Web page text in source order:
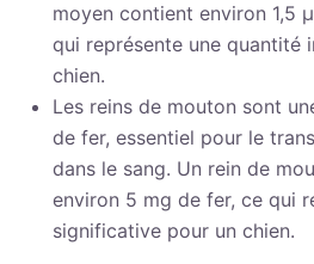
moyen contient environ 1,5
qui représente une quantité
chien.
Les reins de mouton sont
de fer, essentiel pour le
dans le sang. Un rein de
environ 5 mg de fer, ce qui
significative pour un chien.